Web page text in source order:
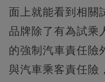
面上就能看到相關
品牌除了有為試乘
的強制汽車責任險
與汽車乘客責任險